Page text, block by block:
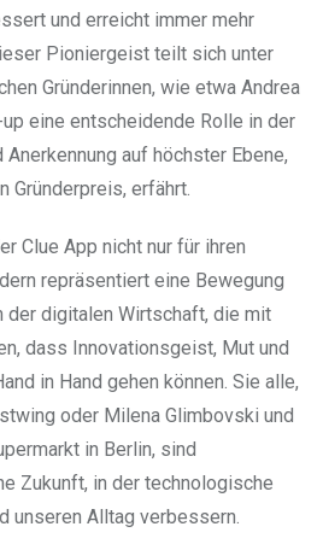
und erreicht immer mehr
Pioniergeist teilt sich unter
Gründerinnen, wie etwa Andrea
eine entscheidende Rolle in der
auf höchster Ebene,
Gründerpreis, erfährt.
Clue App nicht nur für ihren
repräsentiert eine Bewegung
der digitalen Wirtschaft, die mit
dass Innovationsgeist, Mut und
in Hand gehen können. Sie alle,
oder Milena Glimbovski und
in Berlin, sind
Zukunft, in der technologische
unseren Alltag verbessern.